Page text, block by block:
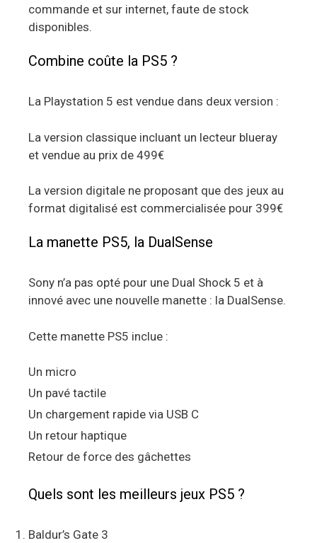
commande et sur internet, faute de stock
disponibles.
Combine coûte la PS5 ?
La Playstation 5 est vendue dans deux version :
La version classique incluant un lecteur blueray
et vendue au prix de 499€
La version digitale ne proposant que des jeux au
format digitalisé est commercialisée pour 399€
La manette PS5, la DualSense
Sony n’a pas opté pour une Dual Shock 5 et à
innové avec une nouvelle manette : la DualSense.
Cette manette PS5 inclue :
Un micro
Un pavé tactile
Un chargement rapide via USB C
Un retour haptique
Retour de force des gâchettes
Quels sont les meilleurs jeux PS5 ?
Baldur’s Gate 3